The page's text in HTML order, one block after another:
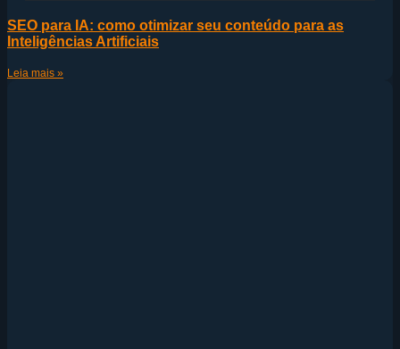
SEO para IA: como otimizar seu conteúdo para as
Inteligências Artificiais
Leia mais »